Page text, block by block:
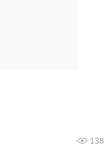
138